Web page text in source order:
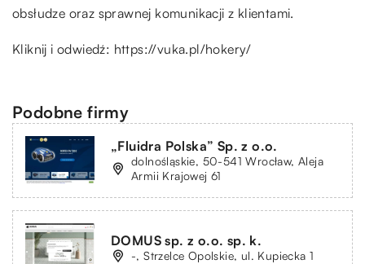
obsłudze oraz sprawnej komunikacji z klientami.
Kliknij i odwiedź: https://vuka.pl/hokery/
Podobne firmy
„Fluidra Polska” Sp. z o.o.
dolnośląskie, 50-541 Wrocław, Aleja
Armii Krajowej 61
DOMUS sp. z o.o. sp. k.
-, Strzelce Opolskie, ul. Kupiecka 1